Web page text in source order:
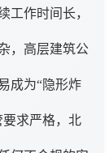
工作时间长，
，高层建筑公
成为“隐形炸
求严格，北